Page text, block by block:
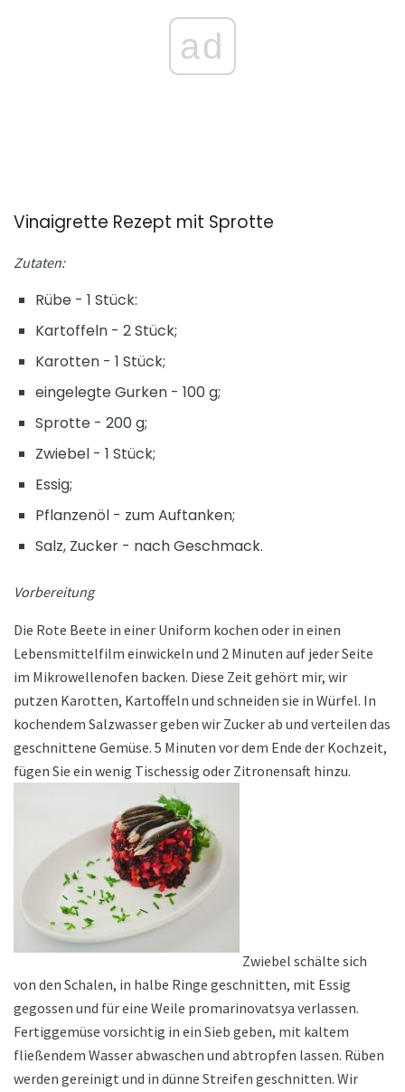
ad
Vinaigrette Rezept mit Sprotte
Zutaten:
Rübe - 1 Stück:
Kartoffeln - 2 Stück;
Karotten - 1 Stück;
eingelegte Gurken - 100 g;
Sprotte - 200 g;
Zwiebel - 1 Stück;
Essig;
Pflanzenöl - zum Auftanken;
Salz, Zucker - nach Geschmack.
Vorbereitung
Die Rote Beete in einer Uniform kochen oder in einen
Lebensmittelfilm einwickeln und 2 Minuten auf jeder Seite
im Mikrowellenofen backen. Diese Zeit gehört mir, wir
putzen Karotten, Kartoffeln und schneiden sie in Würfel. In
kochendem Salzwasser geben wir Zucker ab und verteilen das
geschnittene Gemüse. 5 Minuten vor dem Ende der Kochzeit,
fügen Sie ein wenig Tischessig oder Zitronensaft hinzu.
Zwiebel schälte sich
von den Schalen, in halbe Ringe geschnitten, mit Essig
gegossen und für eine Weile promarinovatsya verlassen.
Fertiggemüse vorsichtig in ein Sieb geben, mit kaltem
fließendem Wasser abwaschen und abtropfen lassen. Rüben
werden gereinigt und in dünne Streifen geschnitten. Wir